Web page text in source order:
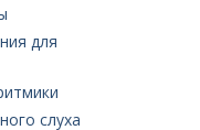
для
слуха